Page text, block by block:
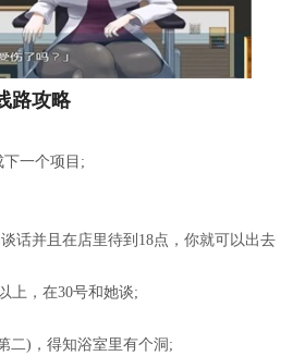
路攻略
一个项目;
话并且在店里待到18点，你就可以出去
上，在30号和她谈;
二)，得知浴室里有个洞;